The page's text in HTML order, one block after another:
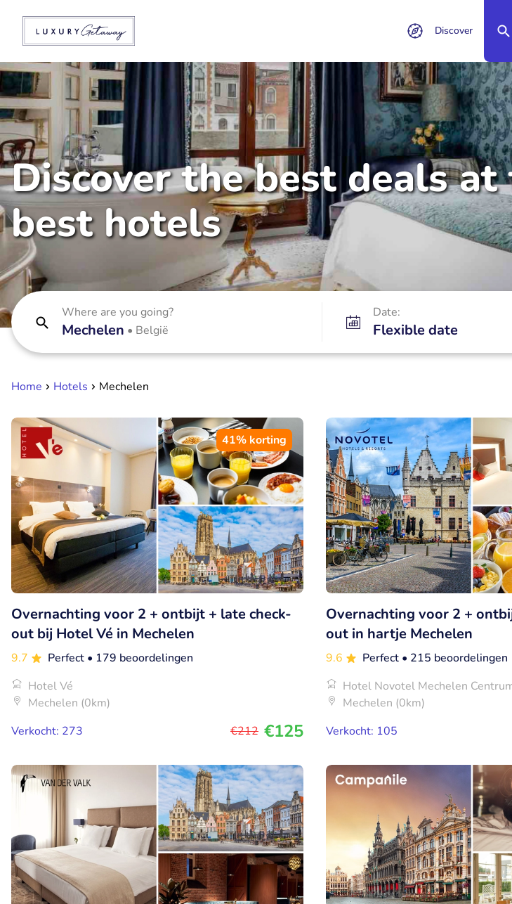
Discover
Discover the best deals at
best hotels
Where are you going?
Mechelen • België
Date:
Flexible date
Home Hotels Mechelen
41% korting
Overnachting voor 2 + ontbijt + late check-
out bij Hotel Vé in Mechelen
9.7 Perfect • 179 beoordelingen
Hotel Vé
Mechelen (0km)
Verkocht: 273
€212 €125
Overnachting voor 2 +
out in hartje Mechelen
9.6 Perfect • 215 beoordelingen
Hotel Novotel Mechelen
Mechelen (0km)
Verkocht: 105